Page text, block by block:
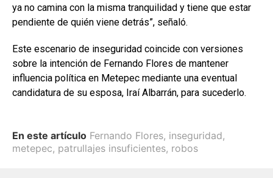
ya no camina con la misma tranquilidad y tiene que estar
pendiente de quién viene detrás”, señaló.
Este escenario de inseguridad coincide con versiones
sobre la intención de Fernando Flores de mantener
influencia política en Metepec mediante una eventual
candidatura de su esposa, Iraí Albarrán, para sucederlo.
En este artículo Fernando Flores, inseguridad,
metepec, patrullajes insuficientes, robos